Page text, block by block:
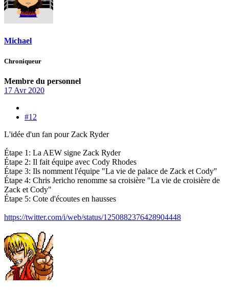
Michael
Chroniqueur
Membre du personnel
17 Avr 2020
#12
L'idée d'un fan pour Zack Ryder
Étape 1: La AEW signe Zack Ryder
Étape 2: Il fait équipe avec Cody Rhodes
Étape 3: Ils nomment l'équipe "La vie de palace de Zack et Cody"
Étape 4: Chris Jericho renomme sa croisière "La vie de croisière de
Zack et Cody"
Étape 5: Cote d'écoutes en hausses
https://twitter.com/i/web/status/1250882376428904448